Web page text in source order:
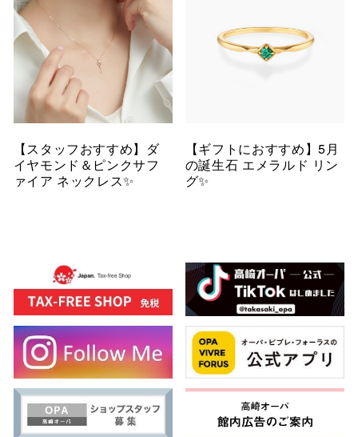
【スタッフおすすめ】ダ
イヤモンド＆ピンクサフ
ァイア ネックレス✨
【ギフトにおすすめ】5月
の誕生石 エメラルド リン
グ✨